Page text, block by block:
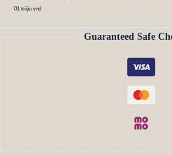
01 triệu vnd
Guaranteed Safe